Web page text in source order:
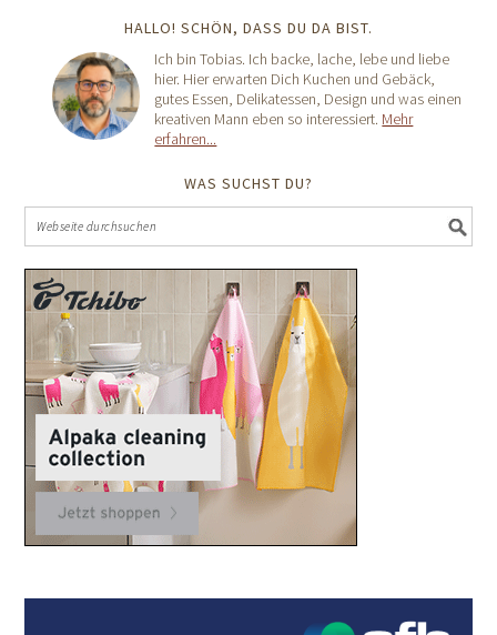
HALLO! SCHÖN, DASS DU DA BIST.
Ich bin Tobias. Ich backe, lache, lebe und liebe
hier. Hier erwarten Dich Kuchen und Gebäck,
gutes Essen, Delikatessen, Design und was einen
kreativen Mann eben so interessiert. Mehr
erfahren...
WAS SUCHST DU?